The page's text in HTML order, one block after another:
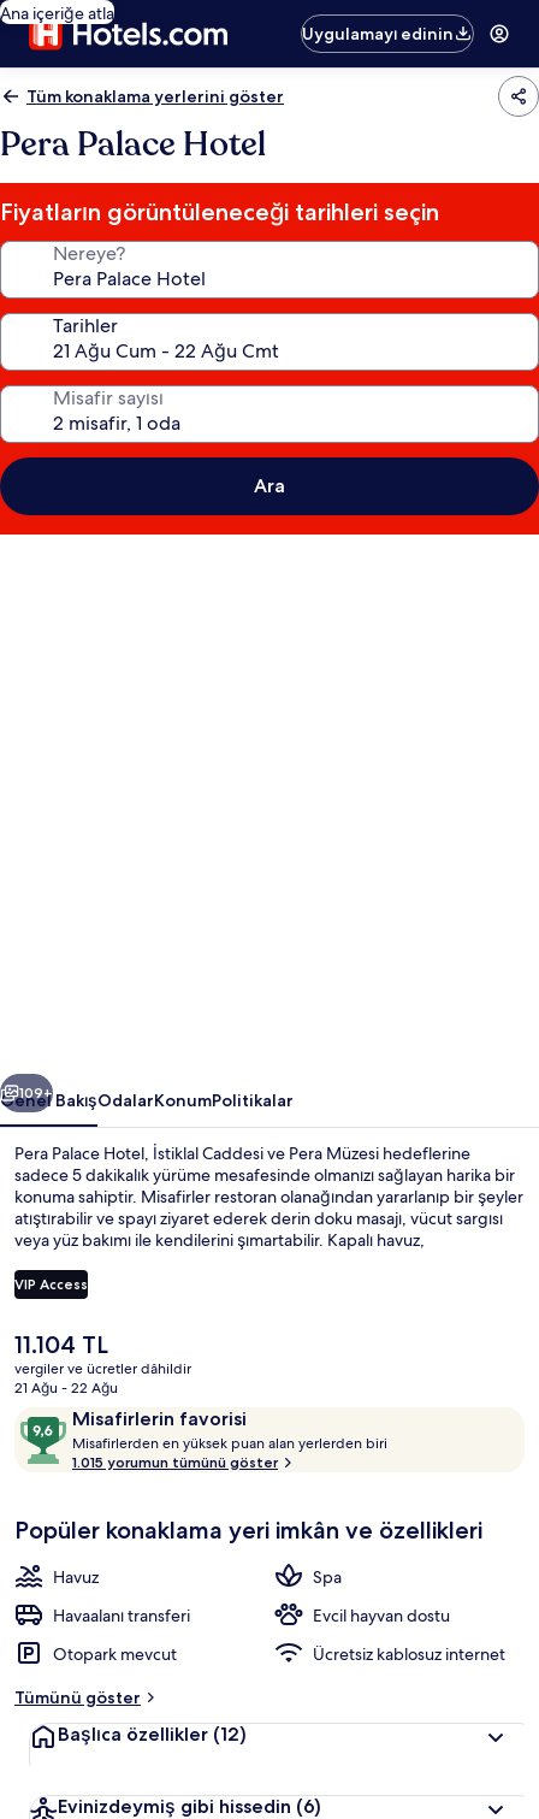
Ana içeriğe atla
Uygulamayı edinin
Tüm konaklama yerlerini göster
Pera Palace Hotel
Fiyatların görüntüleneceği tarihleri seçin
Nereye?
Tarihler
Misafir sayısı
Ara
Sonraki
109+
Genel BakışOdalarKonumPolitikalar
Pera Palace Hotel, İstiklal Caddesi ve Pera Müzesi hedeflerine
sadece 5 dakikalık yürüme mesafesinde olmanızı sağlayan harika bir
konuma sahiptir. Misafirler restoran olanağından yararlanıp bir şeyler
atıştırabilir ve spayı ziyaret ederek derin doku masajı, vücut sargısı
veya yüz bakımı ile kendilerini şımartabilir. Kapalı havuz,
öne çıkan özellikler arasındadır. Yardıma hazır personel ve kahvaltı
misafirlerden tam not alıyor. Konaklama yeri toplu taşımaya yakındır,
dakikalık yürüme mesafesindedir.
VIP Access
Şu
anki
fiyat
11.104 TL
vergiler ve ücretler dâhildir
21 Ağu - 22 Ağu
YorumlarMisafirlerin favorisi
10
üzerinden
9,6,
favorisi
Misafirlerden en yüksek puan alan yerlerden biri
f
e
d
1.015 yorumun tümünü göster
Popüler konaklama yeri imkân ve özellikleri
Havuz
Spa
Havaalanı transferi
Evcil hayvan dostu
Otopark mevcut
Ücretsiz kablosuz internet
Tümünü göster
Başlıca özellikler (12)
Evinizdeymiş gibi hissedin (6)